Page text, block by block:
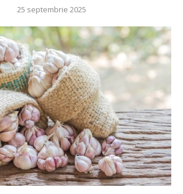
25 septembrie 2025